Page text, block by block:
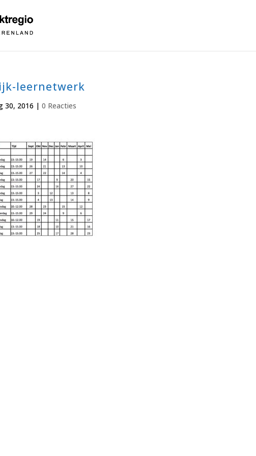
leernetwerk
30, 2016 |0 Reacties